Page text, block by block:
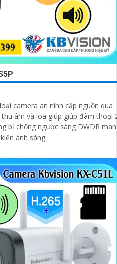
camera an ninh cấp nguồn qua
âm và loa giúp giúp đàm thoại
ánh sáng